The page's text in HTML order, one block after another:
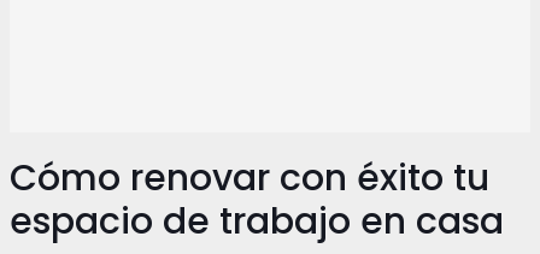
Cómo renovar con éxito tu
espacio de trabajo en casa